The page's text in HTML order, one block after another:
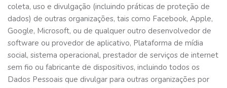
coleta, uso e divulgação (incluindo práticas de proteção de
dados) de outras organizações, tais como Facebook, Apple,
Google, Microsoft, ou de qualquer outro desenvolvedor de
software ou provedor de aplicativo, Plataforma de mídia
social, sistema operacional, prestador de serviços de internet
sem fio ou fabricante de dispositivos, incluindo todos os
Dados Pessoais que divulgar para outras organizações por